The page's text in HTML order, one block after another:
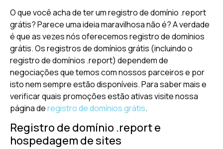
O que você acha de ter um registro de domínio .report
grátis? Parece uma ideia maravilhosa não é? A verdade
é que as vezes nós oferecemos registro de domínios
grátis. Os registros de domínios grátis (incluindo o
registro de domínios .report) dependem de
negociações que temos com nossos parceiros e por
isto nem sempre estão disponíveis. Para saber mais e
verificar quais promoções estão ativas visite nossa
página deregistro de domínios grátis.
Registro de domínio .report e
hospedagem de sites